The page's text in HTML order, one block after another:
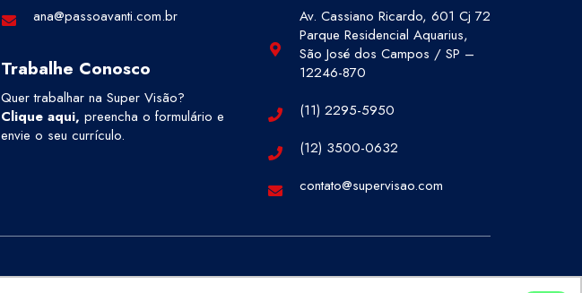
ana@passoavanti.com.br
Trabalhe Conosco
Quer trabalhar na Super Visão?
Clique aqui, preencha o formulário e
envie o seu currículo.
Av. Cassiano Ricardo, 601 Cj 72
Parque Residencial Aquarius,
São José dos Campos / SP –
12246-870
(11) 2295-5950
(12) 3500-0632
contato@supervisao.com